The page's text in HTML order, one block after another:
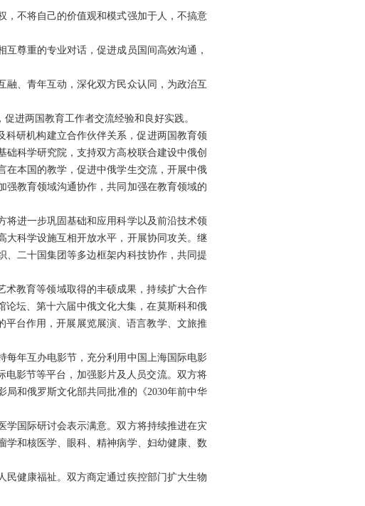
，不将自己的价值观和模式强加于人，不搞意
尊重的专业对话，促进成员国间高效沟通，
融、青年互动，深化双方民众认同，为政治互
进两国教育工作者交流经验和良好实践。
科研机构建立合作伙伴关系，促进两国教育领
科学研究院，支持双方高校联合建设中俄创
在本国的教学，促进中俄学生交流，开展中俄
强教育领域沟通协作，共同加强在教育领域的
将进一步巩固基础和应用科学以及前沿技术领
大科学设施互相开放水平，开展协同攻关。继
、二十国集团等多边框架内科技协作，共同提
术教育等领域取得的丰硕成果，持续扩大合作
论坛、第十六届中俄文化大集，在莫斯科和俄
平台作用，开展展览展演、语言教学、文旅推
每年互办电影节，充分利用中国上海国际电影
电影节等平台，加强影片及人员交流。双方将
和俄罗斯文化部共同批准的《2030年前中华
学国际研讨会表示满意。双方将持续推进在灾
学和核医学、眼科、精神病学、妇幼健康、数
民健康福祉。双方商定通过疾控部门扩大生物